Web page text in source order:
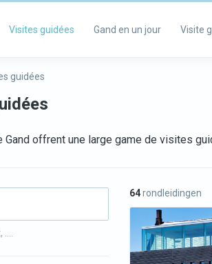
Visites guidées Gand en un jour Visite
guidées
Gand offrent une large game de visites
64rondleidingen